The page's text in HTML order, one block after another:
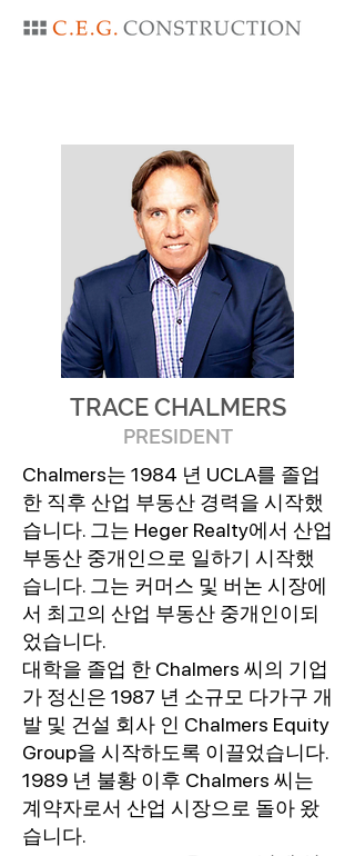
TRACE CHALMERS
PRESIDENT
Chalmers는 1984 년 UCLA를 졸업
한 직후 산업 부동산 경력을 시작했
습니다. 그는 Heger Realty에서 산업
부동산 중개인으로 일하기 시작했
습니다. 그는 커머스 및 버논 시장에
서 최고의 산업 부동산 중개인이되
었습니다.
대학을 졸업 한 Chalmers 씨의 기업
가 정신은 1987 년 소규모 다가구 개
발 및 건설 회사 인 Chalmers Equity
Group을 시작하도록 이끌었습니다.
1989 년 불황 이후 Chalmers 씨는
계약자로서 산업 시장으로 돌아 왔
습니다.